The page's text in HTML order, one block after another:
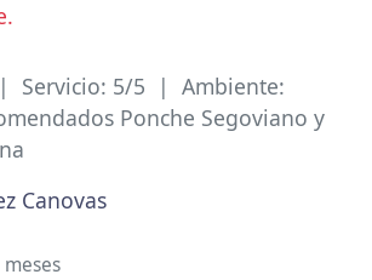
Servicio: 5/5 | Ambiente:
Ponche Segoviano y
Canovas